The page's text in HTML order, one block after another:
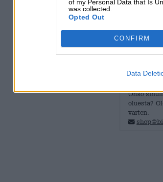
of my Personal Data that Is
was collected.
Opted Out
CONFIRM
Data
seuraava:
Onko
oluesta?
varten.